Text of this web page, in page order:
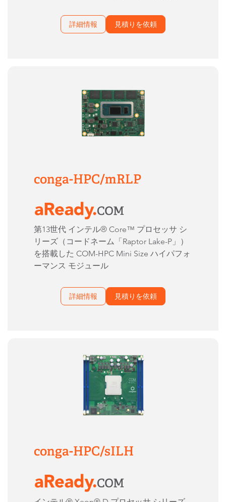
詳細情報 見積りを依頼
conga-HPC/mRLP
第13世代 インテル® Core™ プロセッサ シ
リーズ（コードネーム「Raptor Lake-P」）
を搭載した COM-HPC Mini Size ハイパフォ
ーマンス モジュール
詳細情報 見積りを依頼
conga-HPC/sILH